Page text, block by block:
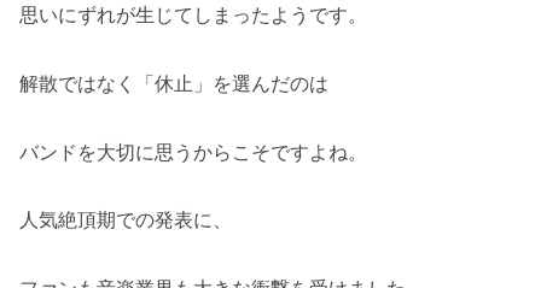
思いにずれが生じてしまったようです。
解散ではなく「休止」を選んだのは
バンドを大切に思うからこそですよね。
人気絶頂期での発表に、